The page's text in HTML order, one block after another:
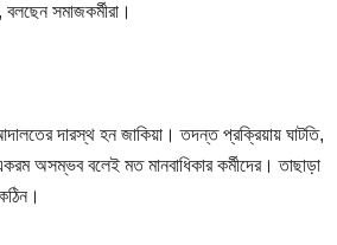
সমাজকর্মীরা।
দারস্থ হন জাকিয়া। তদন্ত প্রক্রিয়ায় ঘাটতি,
অসম্ভব বলেই মত মানবাধিকার কর্মীদের। তাছাড়া